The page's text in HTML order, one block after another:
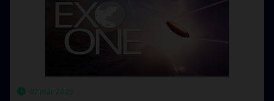
07 mar 2023